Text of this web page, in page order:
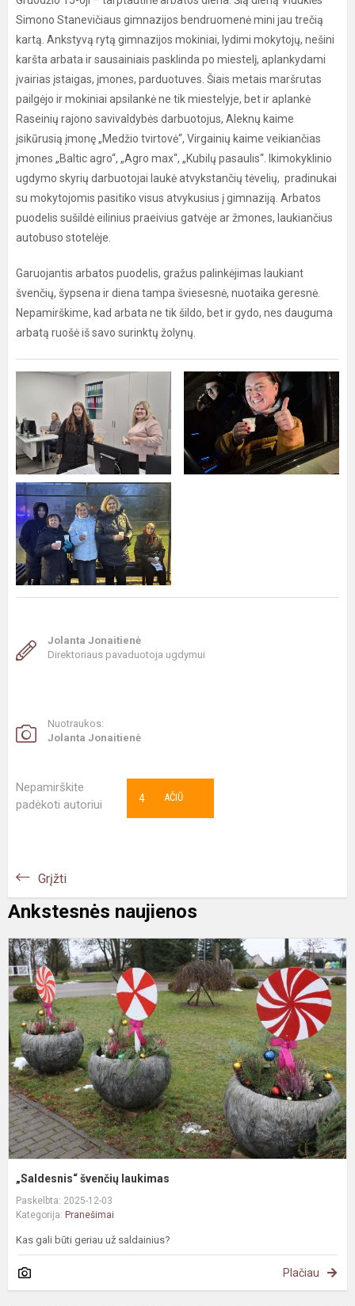
Simono Stanevičiaus gimnazijos bendruomenė mini jau trečią
kartą. Ankstyvą rytą gimnazijos mokiniai, lydimi mokytojų, nešini
karšta arbata ir sausainiais pasklinda po miestelį, aplankydami
įvairias įstaigas, įmones, parduotuves. Šiais metais maršrutas
pailgėjo ir mokiniai apsilankė ne tik miestelyje, bet ir aplankė
Raseinių rajono savivaldybės darbuotojus, Aleknų kaime
įsikūrusią įmonę „Medžio tvirtovė“, Virgainių kaime veikiančias
įmones „Baltic agro“, „Agro max“, „Kubilų pasaulis“. Ikimokyklinio
ugdymo skyrių darbuotojai laukė atvykstančių tėvelių, pradinukai
su mokytojomis pasitiko visus atvykusius į gimnaziją. Arbatos
puodelis sušildė eilinius praeivius gatvėje ar žmones, laukiančius
autobuso stotelėje.
Garuojantis arbatos puodelis, gražus palinkėjimas laukiant
švenčių, šypsena ir diena tampa šviesesnė, nuotaika geresnė.
Nepamirškime, kad arbata ne tik šildo, bet ir gydo, nes dauguma
arbatą ruošė iš savo surinktų žolynų.
Jolanta Jonaitienė
Direktoriaus pavaduotoja ugdymui
Nuotraukos:
Jolanta Jonaitienė
Nepamirškite
padėkoti autoriui
AČIŪ
4
Grįžti
Ankstesnės naujienos
„Saldesnis“ švenčių laukimas
Paskelbta: 2025-12-03
Kategorija: Pranešimai
Kas gali būti geriau už saldainius?
Plačiau